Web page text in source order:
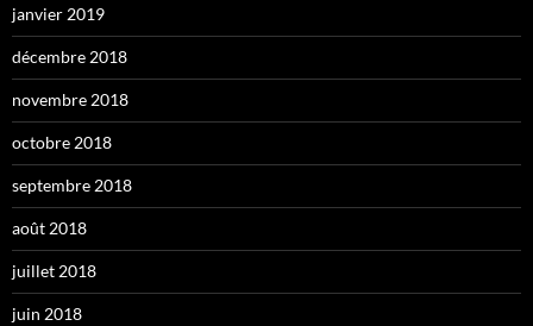
janvier 2019
décembre 2018
novembre 2018
octobre 2018
septembre 2018
août 2018
juillet 2018
juin 2018